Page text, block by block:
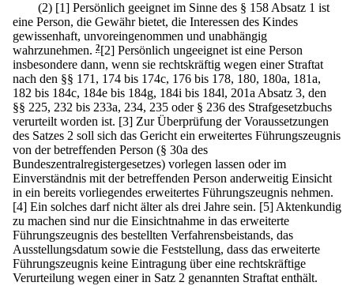
(2) [1] Persönlich geeignet im Sinne des § 158 Absatz 1 ist
eine Person, die Gewähr bietet, die Interessen des Kindes
gewissenhaft, unvoreingenommen und unabhängig
wahrzunehmen. 2[2] Persönlich ungeeignet ist eine Person
insbesondere dann, wenn sie rechtskräftig wegen einer Straftat
nach den §§ 171, 174 bis 174c, 176 bis 178, 180, 180a, 181a,
182 bis 184c, 184e bis 184g, 184i bis 184l, 201a Absatz 3, den
§§ 225, 232 bis 233a, 234, 235 oder § 236 des Strafgesetzbuchs
verurteilt worden ist. [3] Zur Überprüfung der Voraussetzungen
des Satzes 2 soll sich das Gericht ein erweitertes Führungszeugnis
von der betreffenden Person (§ 30a des
Bundeszentralregistergesetzes) vorlegen lassen oder im
Einverständnis mit der betreffenden Person anderweitig Einsicht
in ein bereits vorliegendes erweitertes Führungszeugnis nehmen.
[4] Ein solches darf nicht älter als drei Jahre sein. [5] Aktenkundig
zu machen sind nur die Einsichtnahme in das erweiterte
Führungszeugnis des bestellten Verfahrensbeistands, das
Ausstellungsdatum sowie die Feststellung, dass das erweiterte
Führungszeugnis keine Eintragung über eine rechtskräftige
Verurteilung wegen einer in Satz 2 genannten Straftat enthält.